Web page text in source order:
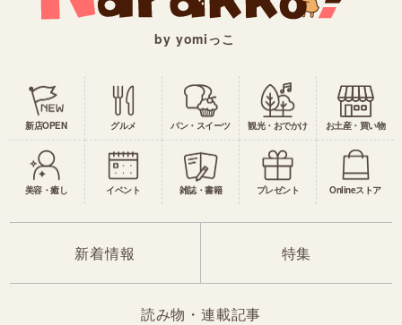
by yomiっこ
新店OPEN グルメ パン・スイーツ 観光・おでかけ お土産・買い物
美容・癒し イベント 雑誌・書籍 プレゼント Onlineストア
新着情報 特集
読み物・連載記事